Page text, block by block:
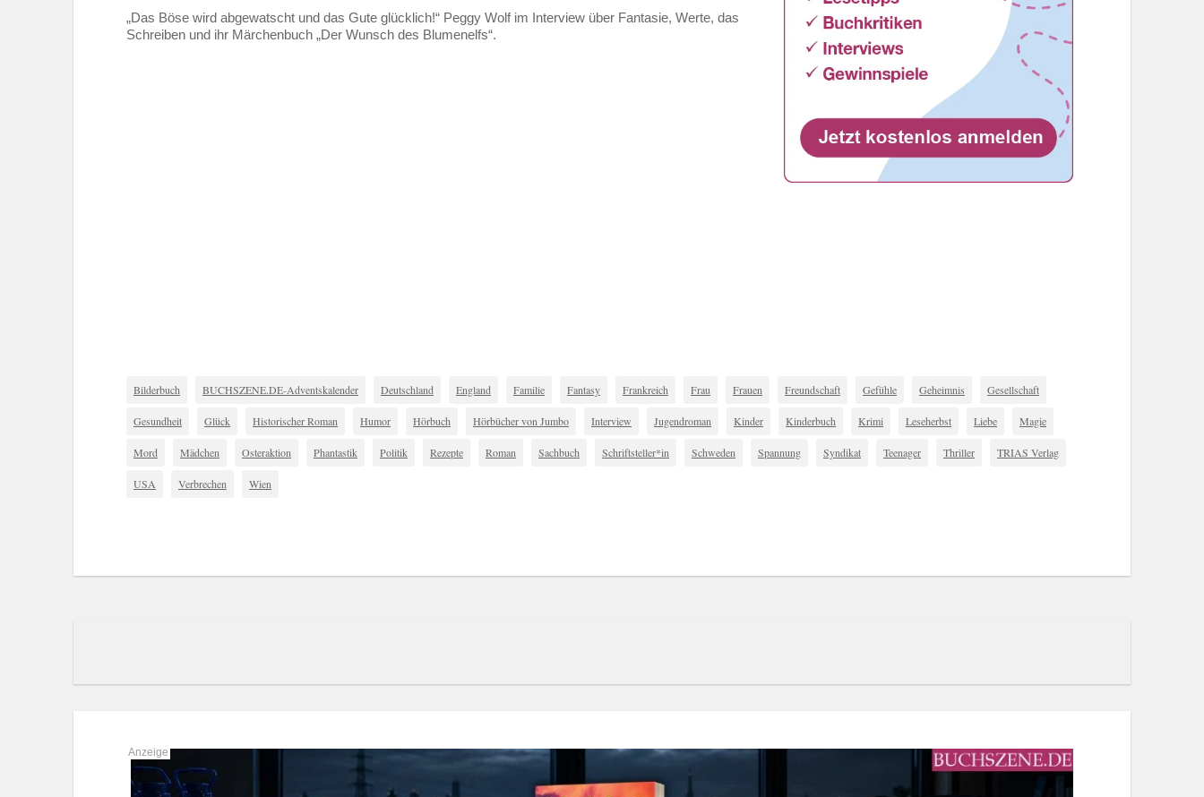
„Das Böse wird abgewatscht und das Gute glücklich!“ Peggy Wolf im Interview über Fantasie, Werte, das
Schreiben und ihr Märchenbuch „Der Wunsch des Blumenelfs“.
Bilderbuch BUCHSZENE.DE-Adventskalender Deutschland England Familie Fantasy Frankreich Frau Frauen Freundschaft Gefühle Geheimnis Gesellschaft
Gesundheit Glück Historischer Roman Humor Hörbuch Hörbücher von Jumbo Interview Jugendroman Kinder Kinderbuch Krimi Leseherbst Liebe Magie
Mord Mädchen Osteraktion Phantastik Politik Rezepte Roman Sachbuch Schriftsteller*in Schweden Spannung Syndikat Teenager Thriller TRIAS Verlag
USA Verbrechen Wien